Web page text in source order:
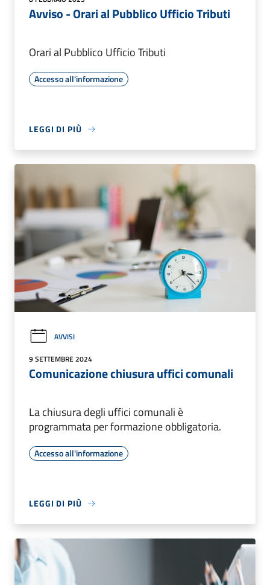
Avviso - Orari al Pubblico Ufficio Tributi
Orari al Pubblico Ufficio Tributi
Accesso all'informazione
LEGGI DI PIÙ
AVVISI
9 SETTEMBRE 2024
Comunicazione chiusura uffici comunali
La chiusura degli uffici comunali è
programmata per formazione obbligatoria.
Accesso all'informazione
LEGGI DI PIÙ